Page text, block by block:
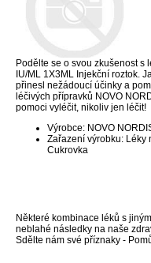
Podělte se o svou zkušenost s
IU/ML 1X3ML Injekční roztok.
přinesl nežádoucí účinky a
léčivých přípravků NOVO
pomoci vyléčit, nikoliv jen léčit!
Výrobce: NOVO
Zařazení výrobku: Léky
Cukrovka
Některé kombinace léků s
neblahé následky na naše
Sdělte nám své příznaky -